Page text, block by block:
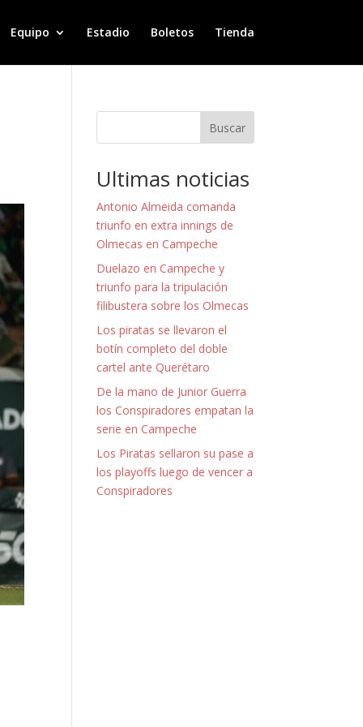
Equipo Estadio Boletos Tienda
Buscar
Ultimas noticias
Antonio Almeida comanda
triunfo en extra innings de
Olmecas en Campeche
Duelazo en Campeche y
triunfo para la tripulación
filibustera sobre los Olmecas
Los piratas se llevaron el
botín completo del doble
cartel ante Querétaro
De la mano de Junior Guerra
los Conspiradores empatan la
serie en Campeche
Los Piratas sellaron su pase a
los playoffs luego de vencer a
Conspiradores